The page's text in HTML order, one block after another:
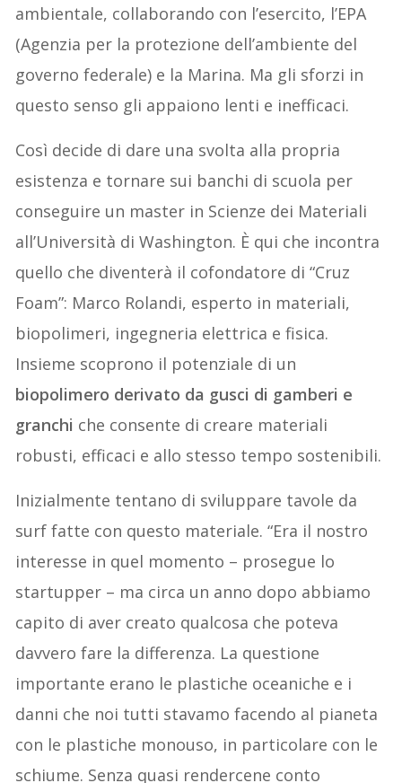
ambientale, collaborando con l’esercito, l’EPA
(Agenzia per la protezione dell’ambiente del
governo federale) e la Marina. Ma gli sforzi in
questo senso gli appaiono lenti e inefficaci.
Così decide di dare una svolta alla propria
esistenza e tornare sui banchi di scuola per
conseguire un master in Scienze dei Materiali
all’Università di Washington. È qui che incontra
quello che diventerà il cofondatore di “Cruz
Foam”: Marco Rolandi, esperto in materiali,
biopolimeri, ingegneria elettrica e fisica.
Insieme scoprono il potenziale di un
biopolimero derivato da gusci di gamberi e
granchi che consente di creare materiali
robusti, efficaci e allo stesso tempo sostenibili.
Inizialmente tentano di sviluppare tavole da
surf fatte con questo materiale. “Era il nostro
interesse in quel momento – prosegue lo
startupper – ma circa un anno dopo abbiamo
capito di aver creato qualcosa che poteva
davvero fare la differenza. La questione
importante erano le plastiche oceaniche e i
danni che noi tutti stavamo facendo al pianeta
con le plastiche monouso, in particolare con le
schiume. Senza quasi rendercene conto